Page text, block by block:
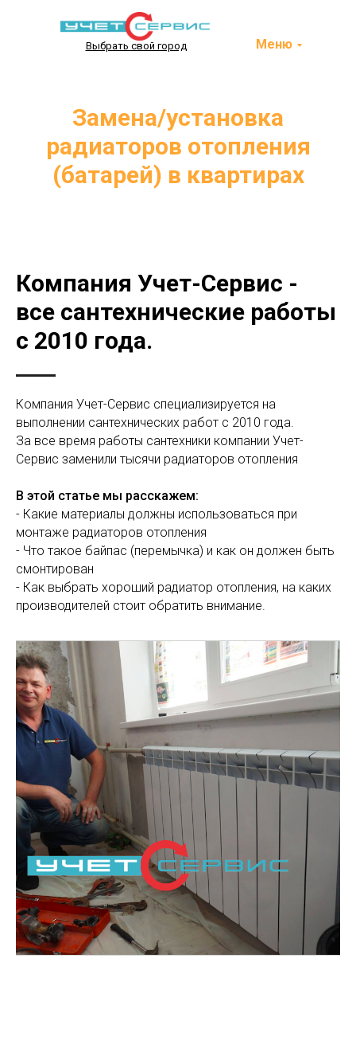
Выбрать свой город Меню
Замена/установка
радиаторов отопления
(батарей) в квартирах
Компания Учет-Сервис -
все сантехнические работы
с 2010 года.
Компания Учет-Сервис специализируется на
выполнении сантехнических работ с 2010 года.
За все время работы сантехники компании Учет-
Сервис заменили тысячи радиаторов отопления
В этой статье мы расскажем:
- Какие материалы должны использоваться при
монтаже радиаторов отопления
- Что такое байпас (перемычка) и как он должен быть
смонтирован
- Как выбрать хороший радиатор отопления, на каких
производителей стоит обратить внимание.